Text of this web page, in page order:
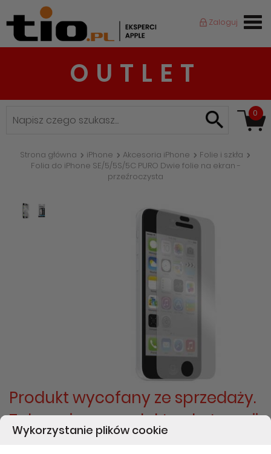
OUTLET
Zaloguj
0
Strona główna iPhone Akcesoria iPhone
Folie i szkła
Folia do iPhone SE/5/5S/5C PURO Dwie folie na ekran -
przeźroczysta
Produkt wycofany ze sprzedaży.
Zobacz inne produkty z kategorii:
Folie i szkła
Wykorzystanie plików cookie